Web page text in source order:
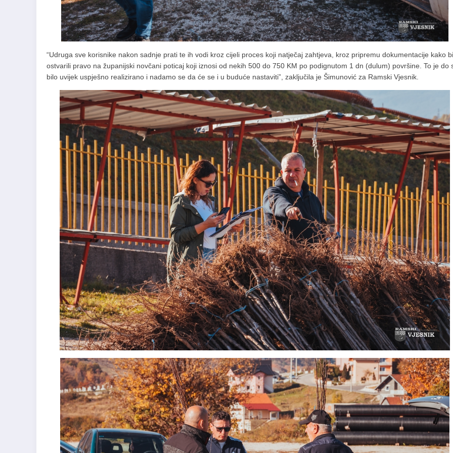
“Udruga sve korisnike nakon sadnje prati te ih vodi kroz cijeli proces koji natječaj zahtjeva, kroz pripremu dokumentacije kako bi
ostvarili pravo na županijski novčani poticaj koji iznosi od nekih 500 do 750 KM po podignutom 1 dn (dulum) površine. To je do
bilo uvijek uspješno realizirano i nadamo se da će se i u buduće nastaviti”, zaključila je Šimunović za Ramski Vjesnik.